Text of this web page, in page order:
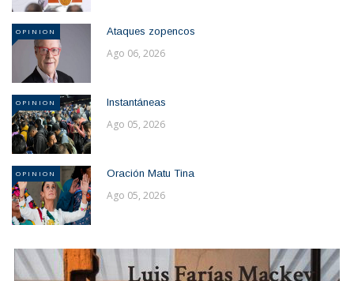
OPINION Ataques zopencos
Ago 06, 2026
OPINION Instantáneas
Ago 05, 2026
OPINION Oración Matu Tina
Ago 05, 2026